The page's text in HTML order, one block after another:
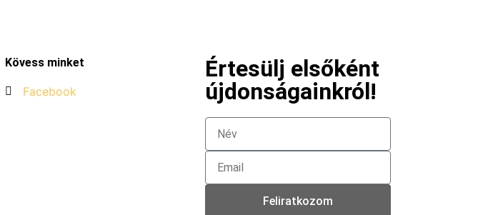
Kövess minket
Facebook
Értesülj elsőként
újdonságainkról!
Feliratkozom